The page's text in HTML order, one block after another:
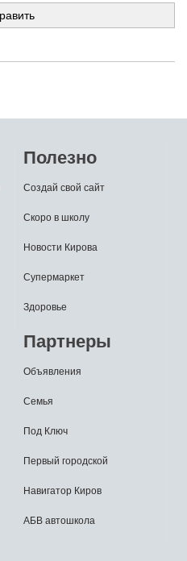
Полезно
Создай свой сайт
Скоро в школу
Новости Кирова
Супермаркет
Здоровье
Партнеры
Объявления
Семья
Под Ключ
Первый городской
Навигатор Киров
АБВ автошкола